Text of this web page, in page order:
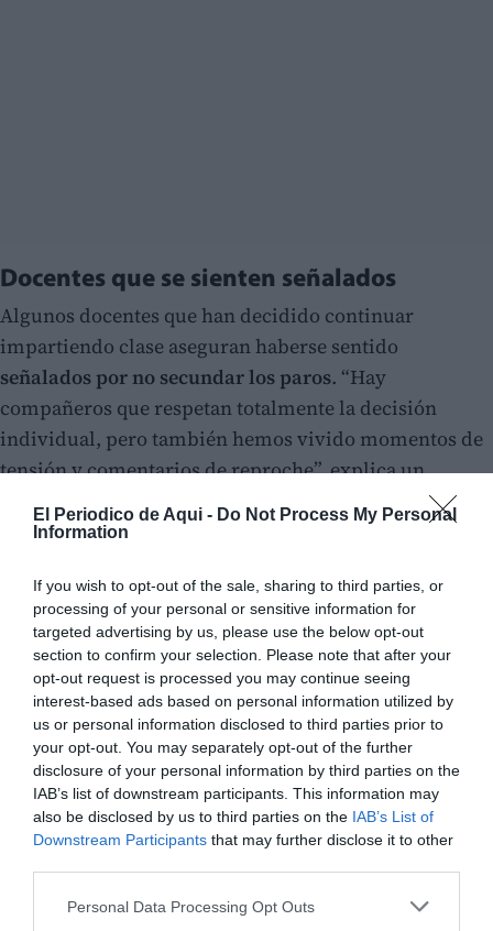
El Periodico de Aqui - Do Not Process My Personal
Information
If you wish to opt-out of the sale, sharing to third parties, or
processing of your personal or sensitive information for
targeted advertising by us, please use the below opt-out
section to confirm your selection. Please note that after your
opt-out request is processed you may continue seeing
interest-based ads based on personal information utilized by
us or personal information disclosed to third parties prior to
your opt-out. You may separately opt-out of the further
disclosure of your personal information by third parties on the
IAB’s list of downstream participants. This information may
also be disclosed by us to third parties on the IAB’s List of
Downstream Participants that may further disclose it to other
Personal Data Processing Opt Outs
Docentes que se sienten señalados
Algunos docentes que han decidido continuar
impartiendo clase aseguran haberse sentido
señalados por no secundar los paros. “Hay
compañeros que respetan totalmente la decisión
individual, pero también hemos vivido momentos de
tensión y comentarios de reproche”, explica un
profesor de un instituto valenciano que prefiere
mantener el anonimato.
Las quejas se centran especialmente en la
participación dealumnado de primero y segundo de
la ESO, menores de edad que legalmente no pueden
ejercer por sí mismos el derecho de huelga en las
mismas condiciones que los estudiantes de cursos
superiores. Varios docentes consideran que
determinadas acciones de movilización dentro de los
centros pueden generar confusión entre los alumnos
más jóvenes y alterar el desarrollo normal de las